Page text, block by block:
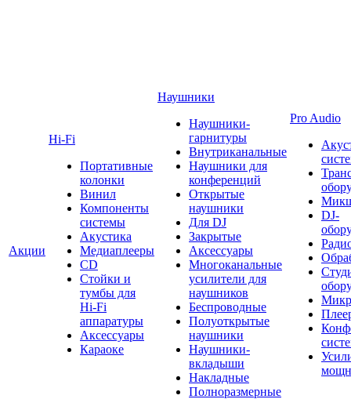
Акции
Hi-Fi
Портативные
колонки
Винил
Компоненты
системы
Акустика
Медиаплееры
CD
Стойки и
тумбы для
Hi-Fi
аппаратуры
Аксессуары
Караоке
Наушники
Наушники-
гарнитуры
Внутриканальные
Наушники для
конференций
Открытые
наушники
Для DJ
Закрытые
Аксессуары
Многоканальные
усилители для
наушников
Беспроводные
Полуоткрытые
наушники
Наушники-
вкладыши
Накладные
Полноразмерные
Pro Audio
DJ-